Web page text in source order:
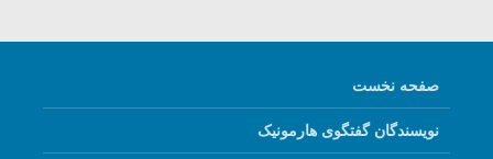
صفحه نخست
نویسندگان گفتگوی هارمونیک